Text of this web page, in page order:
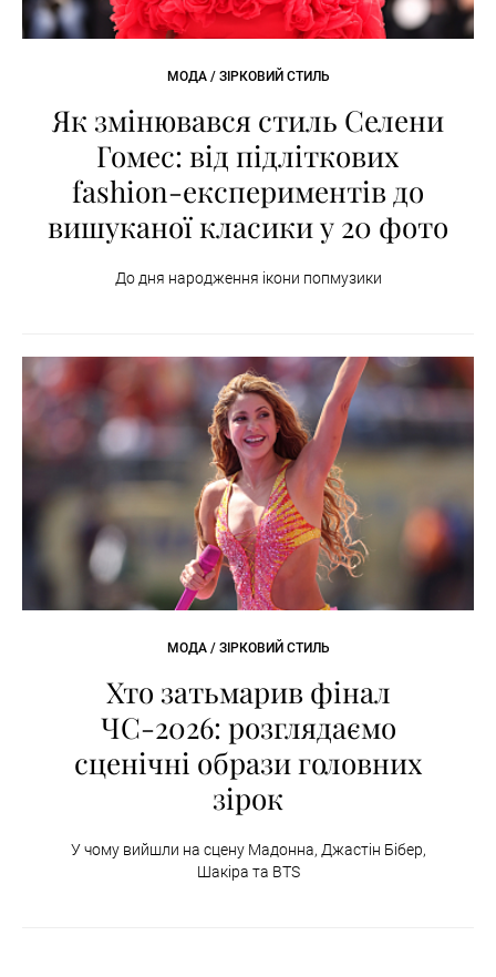
МОДА / ЗІРКОВИЙ СТИЛЬ
Як змінювався стиль Селени
Гомес: від підліткових
fashion-експериментів до
вишуканої класики у 20 фото
До дня народження ікони попмузики
МОДА / ЗІРКОВИЙ СТИЛЬ
Хто затьмарив фінал
ЧС-2026: розглядаємо
сценічні образи головних
зірок
У чому вийшли на сцену Мадонна, Джастін Бібер,
Шакіра та BTS